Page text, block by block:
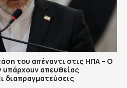
του απέναντι στις ΗΠΑ – Ο
υπάρχουν απευθείας
διαπραγματεύσεις